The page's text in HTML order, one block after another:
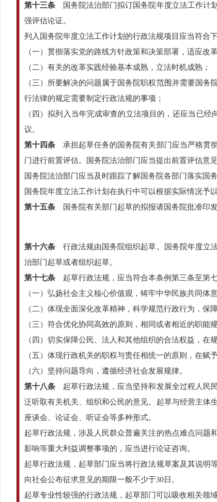
第十三条 国务院法治部门拟订国务院年度立法工作计
强评估论证。
列入国务院年度立法工作计划的行政法规项目应当符合
（一）贯彻落实党的路线方针政策和决策部署，适应改
（二）有关的改革实践经验基本成熟，立法时机成熟；
（三）所要解决的问题属于国务院职权范围并需要国
行法律的规定需要制定行政法规的事项；
（四）拟列入当年完成审查的立法项目的，还应当已
议。
第十四条 承担起草任务的国务院有关部门应当严格贯
门进行前置评估。国务院法治部门应当提出前置评估意
国务院法治部门应当及时跟踪了解国务院各部门落实国
国务院年度立法工作计划在执行中可以根据实际情况予
第十五条 国务院有关部门起草的拟报请国务院批准印
第十六条 行政法规由国务院组织起草。国务院年度立
治部门起草或者组织起草。
第十七条 起草行政法规，应当符合本条例第三条至第
（一）弘扬社会主义核心价值观，铸牢中华民族共同体
（二）体现全面深化改革精神，科学规范行政行为，
（三）符合优化协同高效的原则，相同或者相近的职
（四）切实保障公民、法人和其他组织的合法权益，
（五）体现行政机关的职权与责任相统一的原则，在
（六）坚持问题导向，遵循经济社会发展规律。
第十八条 起草行政法规，应当坚持和发展全过程人民
泛听取有关机关、组织和公民的意见。起草与经营主体
座谈会、论证会、听证会等多种形式。
起草行政法规，涉及人民群众普遍关注的热点难点问题
影响等重大利益调整事项的，应当进行论证咨询。
起草行政法规，起草部门应当将行政法规草案及其说明
向社会公布征求意见的期限一般不少于30日。
起草专业性较强的行政法规，起草部门可以吸收相关领